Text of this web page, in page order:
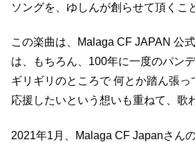
ソングを、ゆしんが創らせて頂くこ
この楽曲は、Malaga CF JAPAN 公
は、もちろん、100年に一度のパン
ギリギリのところで 何とか踏ん張っ
応援したいという想いも重ねて、歌
2021年1月、Malaga CF Japanさん